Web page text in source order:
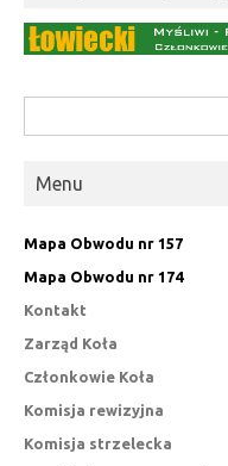
Menu
Mapa Obwodu nr 157
Mapa Obwodu nr 174
Kontakt
Zarząd Koła
Członkowie Koła
Komisja rewizyjna
Komisja strzelecka